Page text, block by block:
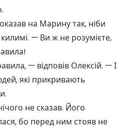
на Марину так, ніби
— Ви ж не розумієте,
— відповів Олексій. — І
які прикривають
не сказав. Його
бо перед ним стояв не